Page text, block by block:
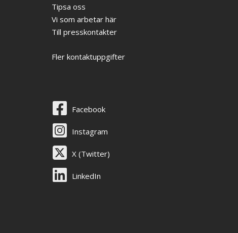
Tipsa oss
Vi som arbetar här
Till presskontakter
Fler kontaktuppgifter
Facebook
Instagram
X (Twitter)
LinkedIn